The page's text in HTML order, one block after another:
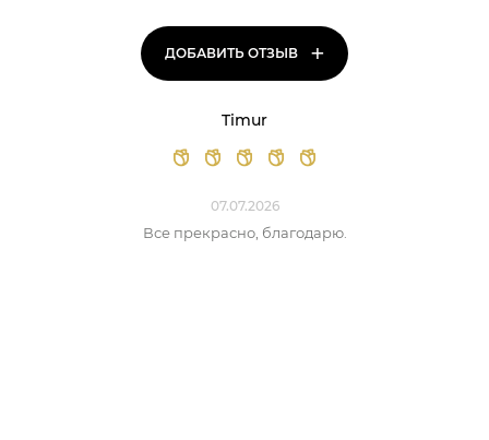
ДОБАВИТЬ ОТЗЫВ +
Timur
07.07.2026
Все прекрасно, благодарю.